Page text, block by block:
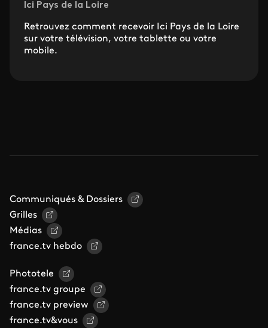
Ici Pays de la Loire
Retrouvez comment recevoir Ici Pays de la Loire
sur votre télévision, votre tablette ou votre
mobile.
Communiqués & Dossiers
Grilles
Médias
france.tv hebdo
Phototele
france.tv groupe
france.tv preview
france.tv&vous